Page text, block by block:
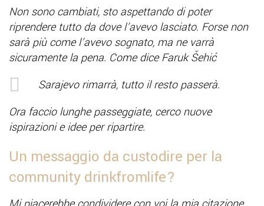
Non sono cambiati, sto aspettando di poter
riprendere tutto da dove l’avevo lasciato. Forse non
sarà più come l’avevo sognato, ma ne varrà
sicuramente la pena. Come dice Faruk Šehić
Sarajevo rimarrà, tutto il resto passerà.
Ora faccio lunghe passeggiate, cerco nuove
ispirazioni e idee per ripartire.
Un messaggio da custodire per la
community drinkfromlife?